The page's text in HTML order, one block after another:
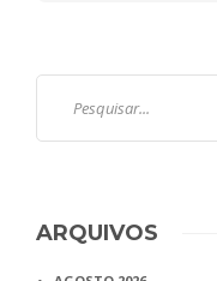
ARQUIVOS